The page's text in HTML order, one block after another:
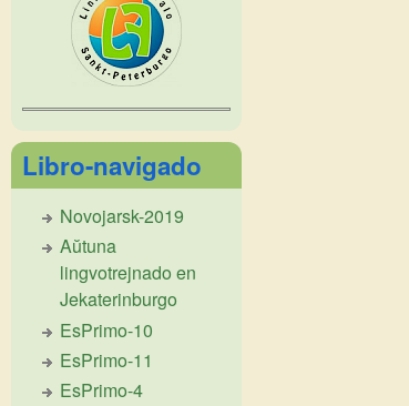
Libro-navigado
Novojarsk-2019
Aŭtuna
lingvotrejnado en
Jekaterinburgo
EsPrimo-10
EsPrimo-11
EsPrimo-4